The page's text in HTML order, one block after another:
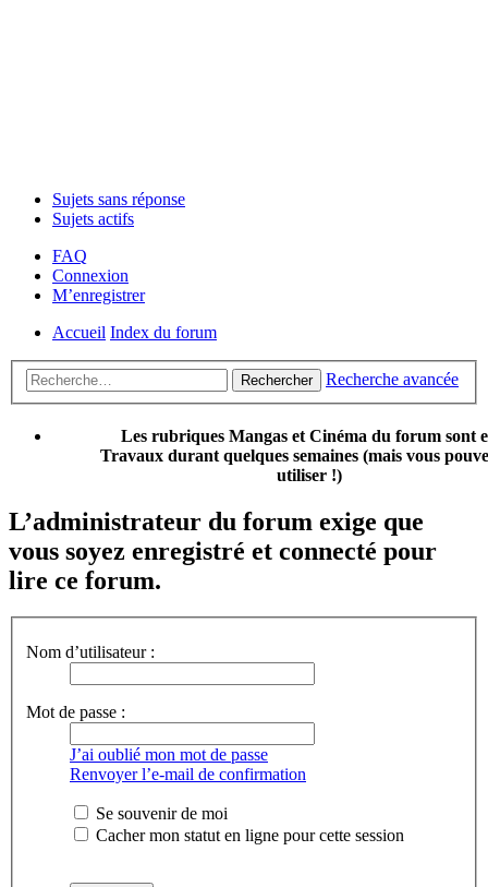
Sujets sans réponse
Sujets actifs
FAQ
Connexion
M’enregistrer
Accueil Index du forum
Rechercher Recherche avancée
Les rubriques Mangas et Cinéma du forum sont
Travaux durant quelques semaines (mais vous
utiliser !)
L’administrateur du forum exige que
vous soyez enregistré et connecté pour
lire ce forum.
Nom d’utilisateur :
Mot de passe :
J’ai oublié mon mot de passe
Renvoyer l’e-mail de confirmation
Se souvenir de moi
Cacher mon statut en ligne pour cette session